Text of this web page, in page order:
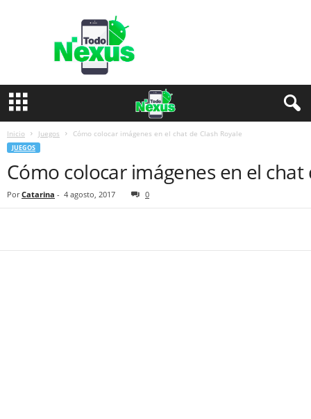
e
Inicio Juegos Cómo colocar imágenes en el chat de Clash Royale
JUEGOS
Cómo colocar imágenes en el chat
Por Catarina - 4 agosto, 2017 0